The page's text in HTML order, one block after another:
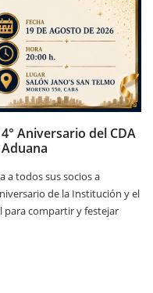
Aniversario del CDA
a todos sus socios a
de la Institución y el
para compartir y festejar